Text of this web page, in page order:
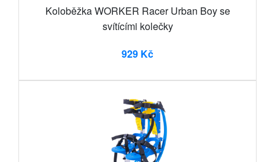
Koloběžka WORKER Racer Urban Boy se
svítícími kolečky
929 Kč